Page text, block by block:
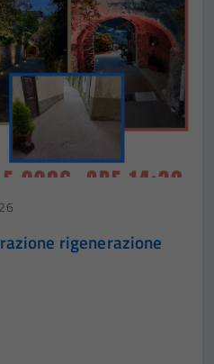
rigenerazione